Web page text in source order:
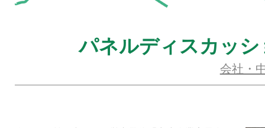
パネルディスカッシ
会社・